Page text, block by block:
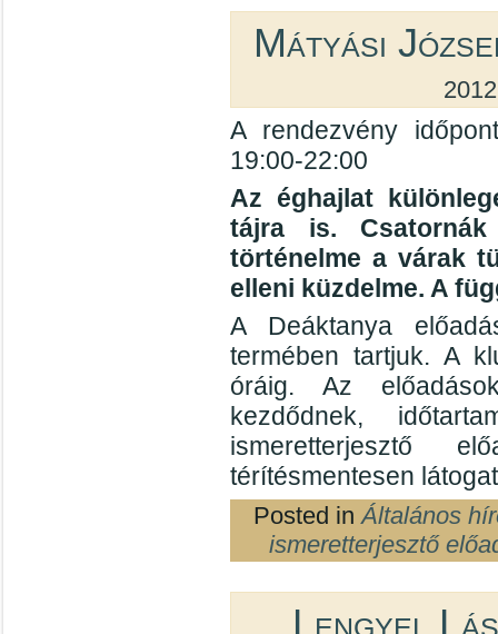
Mátyási
A rendezvény
19:00-22:00
Az éghajlat
tájra is.
történelme a várak
elleni küzdelme. A
A Deáktanya
termében tartjuk. A
óráig. Az
kezdődnek,
ismeretterjesztő
térítésmentesen
Posted in Általános
ismeretterjesztő
Lengyel